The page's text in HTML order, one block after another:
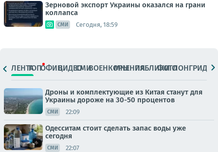
Зерновой экспорт Украины оказался на грани
коллапса
СМИ Сегодня, 18:59
ЛЕНТАТОПОФИЦ.ВИДЕОСМИВОЕНКОРЫМНЕНИЯПАБЛИКИ
ФОТОЛОНГРИДЫ
Дроны и комплектующие из Китая станут для
Украины дороже на 30-50 процентов
СМИ 22:09
Одесситам стоит сделать запас воды уже
сегодня
СМИ 22:07